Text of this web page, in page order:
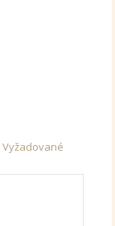
Vyžadované